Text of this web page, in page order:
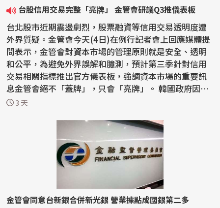
台股信用交易完整「亮牌」 金管會研議Q3推儀表板
台北股市近期震盪劇烈，股票融資等信用交易透明度遭
外界質疑。金管會今天(4日)在例行記者會上回應媒體提
問表示，金管會對資本市場的管理原則就是安全、透明
和公平，為避免外界誤解和臆測，預計第三季針對信用
交易相關指標推出官方儀表板，強調資本市場的重要訊
息金管會絕不「蓋牌」，只會「亮牌」。 韓國政府因開
放單...
3 天
金管會同意台新銀合併新光銀 營業據點成國銀第二多